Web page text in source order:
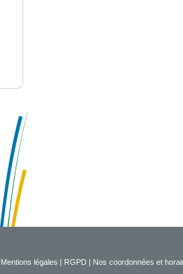
Mentions légales | RGPD | Nos coordonnées et